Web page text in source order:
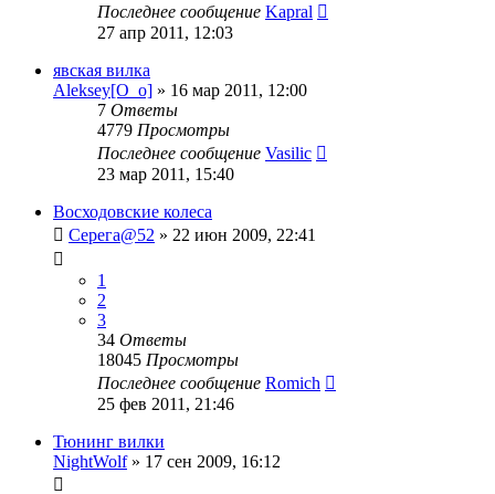
Последнее сообщение Kapral
27 апр 2011, 12:03
явская вилка
Aleksey[O_o] » 16 мар 2011, 12:00
7 Ответы
4779 Просмотры
Последнее сообщение Vasilic
23 мар 2011, 15:40
Восходовские колеса
Серега@52 » 22 июн 2009, 22:41
1
2
3
34 Ответы
18045 Просмотры
Последнее сообщение Romich
25 фев 2011, 21:46
Тюнинг вилки
NightWolf» 17 сен 2009, 16:12